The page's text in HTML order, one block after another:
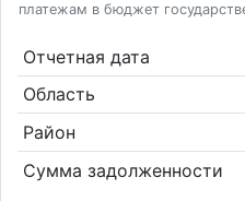
платежам в бюджет
Отчетная дата
Область
Район
Сумма задолженности